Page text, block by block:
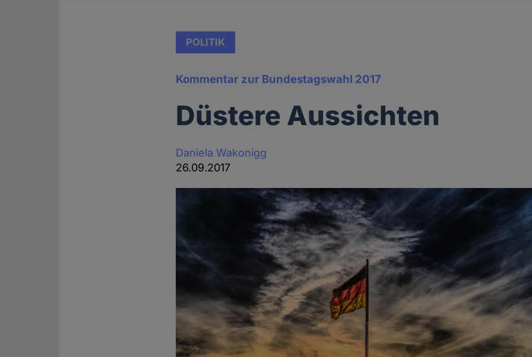
POLITIK
Kommentar zur Bundestagswahl 2017
Düstere Aussichten
Daniela Wakonigg
26.09.2017